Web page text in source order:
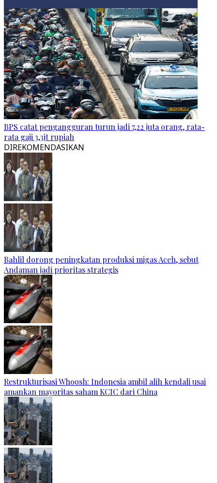
BPS catat pengangguran turun jadi 7,22 juta orang, rata-
rata gaji 3,3jt rupiah
DIREKOMENDASIKAN
Bahlil dorong peningkatan produksi migas Aceh, sebut
Andaman jadi prioritas strategis
Restrukturisasi Whoosh: Indonesia ambil alih kendali usai
amankan mayoritas saham KCIC dari China